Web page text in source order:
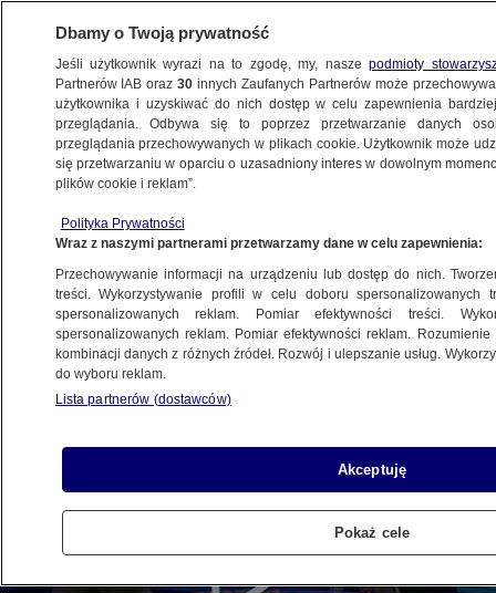
Dbamy o Twoją prywatność
Jeśli użytkownik wyrazi na to zgodę, my, naszepodmioty
Partnerów IAB oraz30 innych Zaufanych Partnerów może
użytkownika i uzyskiwać do nich dostęp w celu zapewnienia
przeglądania. Odbywa się to poprzez przetwarzanie danych
przeglądania przechowywanych w plikach cookie. Użytkownik może
się przetwarzaniu w oparciu o uzasadniony interes w dowolnym
plików cookie i reklam”.
Polityka Prywatności
Wraz z naszymi partnerami przetwarzamy dane w celu zapewnienia:
Przechowywanie informacji na urządzeniu lub dostęp do nich.
treści. Wykorzystywanie profili w celu doboru spersonalizowanych
spersonalizowanych reklam. Pomiar efektywności treści.
spersonalizowanych reklam. Pomiar efektywności reklam.
kombinacji danych z różnych źródeł. Rozwój i ulepszanie usług.
do wyboru reklam.
Lista partnerów (dostawców)
Akceptuję
Pokaż cele